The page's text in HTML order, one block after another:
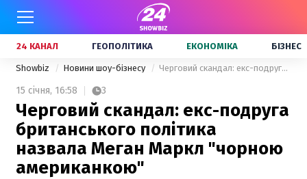
24 КАНАЛ ГЕОПОЛІТИКА ЕКОНОМІКА БІЗНЕС
Showbiz Новини шоу-бізнесу Черговий скандал: екс-подруга британського політика назвала Меган Маркл "чорною американкою"
15 січня, 16:58 3
Черговий скандал: екс-подруга
британського політика
назвала Меган Маркл "чорною
американкою"